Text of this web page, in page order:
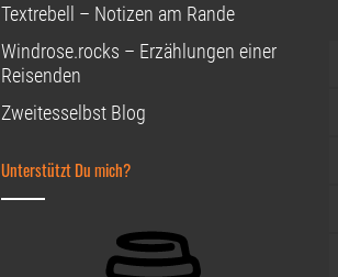
Textrebell – Notizen am Rande
Windrose.rocks – Erzählungen einer
Reisenden
Zweitesselbst Blog
Unterstützt Du mich?